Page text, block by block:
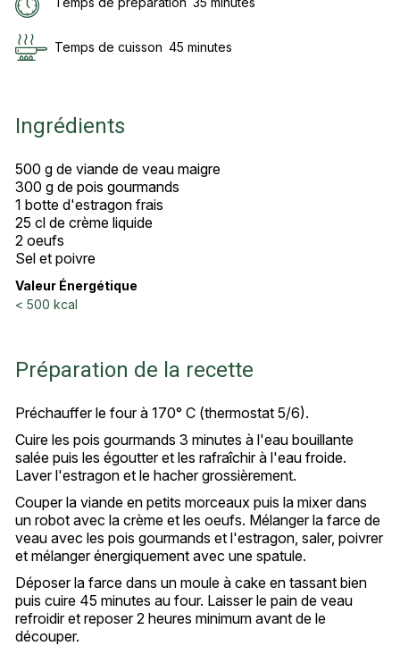
Temps de cuisson 45 minutes
Ingrédients
500 g de viande de veau maigre
300 g de pois gourmands
1 botte d'estragon frais
25 cl de crème liquide
2 oeufs
Sel et poivre
Valeur Énergétique
< 500 kcal
Préparation de la recette
Préchauffer le four à 170° C (thermostat 5/6).
Cuire les pois gourmands 3 minutes à l'eau bouillante
salée puis les égoutter et les rafraîchir à l'eau froide.
Laver l'estragon et le hacher grossièrement.
Couper la viande en petits morceaux puis la mixer dans
un robot avec la crème et les oeufs. Mélanger la farce de
veau avec les pois gourmands et l'estragon, saler, poivrer
et mélanger énergiquement avec une spatule.
Déposer la farce dans un moule à cake en tassant bien
puis cuire 45 minutes au four. Laisser le pain de veau
refroidir et reposer 2 heures minimum avant de le
découper.